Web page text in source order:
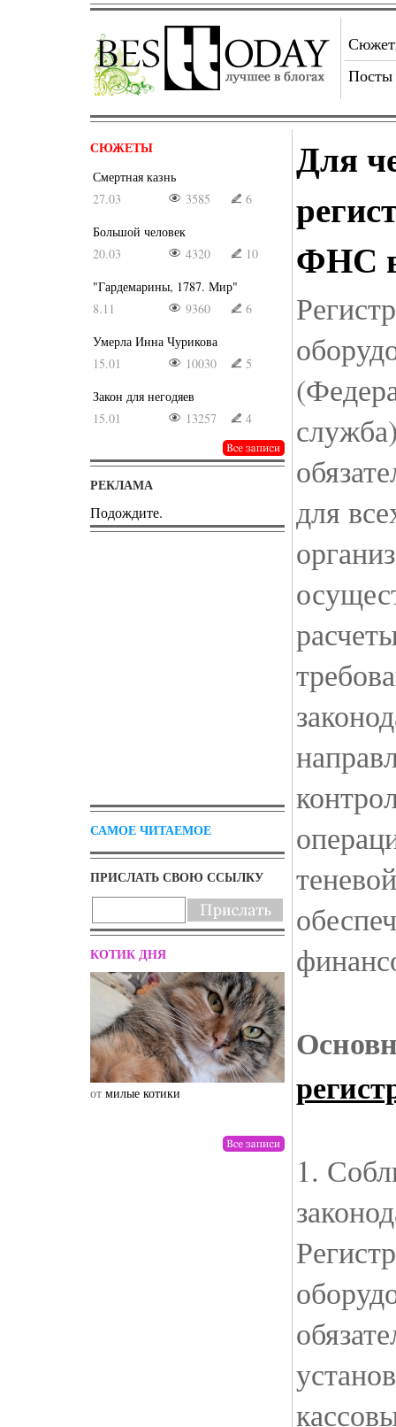
Посты
СЮЖЕТЫ
Смертная казнь
27.03
3585
6
Большой человек
20.03
4320
10
"Гардемарины, 1787. Мир"
8.11
9360
6
Умерла Инна Чурикова
15.01
10030
5
Закон для негодяев
15.01
13257 4
РЕКЛАМА
Подождите.
САМОЕ ЧИТАЕМОЕ
ПРИСЛАТЬ СВОЮ ССЫЛКУ
КОТИК ДНЯ
от милые котики drunktwi
Для
ФНС
для
1.